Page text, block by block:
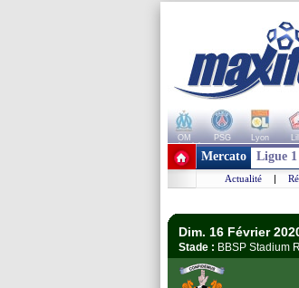
OM PSG Lyon
+ de clubs
Mercato Ligue 1
Actualité |
Dim. 16 Février
Stade : BBSP Stadium